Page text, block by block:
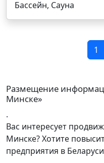
Бассейн, Сауна
1
Размещение
Минске»
.
Вас интересует
Минске? Хотите
предприятия в